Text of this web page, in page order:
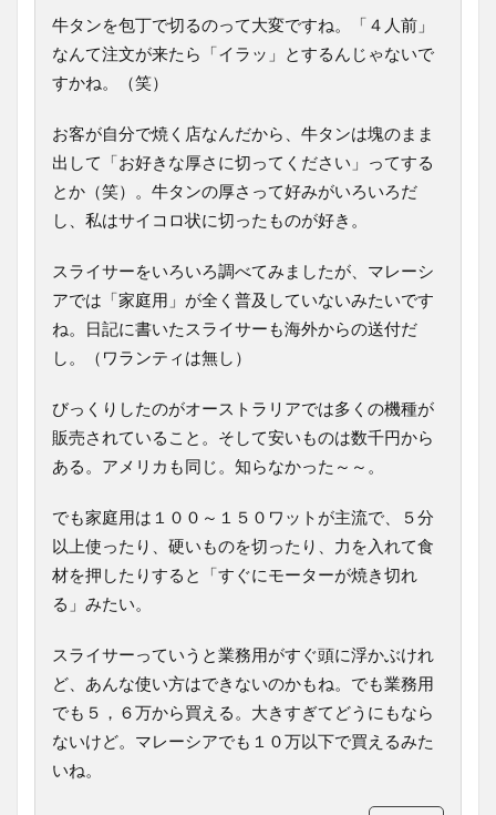
牛タンを包丁で切るのって大変ですね。「４人前」
なんて注文が来たら「イラッ」とするんじゃないで
すかね。（笑）
お客が自分で焼く店なんだから、牛タンは塊のまま
出して「お好きな厚さに切ってください」ってする
とか（笑）。牛タンの厚さって好みがいろいろだ
し、私はサイコロ状に切ったものが好き。
スライサーをいろいろ調べてみましたが、マレーシ
アでは「家庭用」が全く普及していないみたいです
ね。日記に書いたスライサーも海外からの送付だ
し。（ワランティは無し）
びっくりしたのがオーストラリアでは多くの機種が
販売されていること。そして安いものは数千円から
ある。アメリカも同じ。知らなかった～～。
でも家庭用は１００～１５０ワットが主流で、５分
以上使ったり、硬いものを切ったり、力を入れて食
材を押したりすると「すぐにモーターが焼き切れ
る」みたい。
スライサーっていうと業務用がすぐ頭に浮かぶけれ
ど、あんな使い方はできないのかもね。でも業務用
でも５，６万から買える。大きすぎてどうにもなら
ないけど。マレーシアでも１０万以下で買えるみた
いね。